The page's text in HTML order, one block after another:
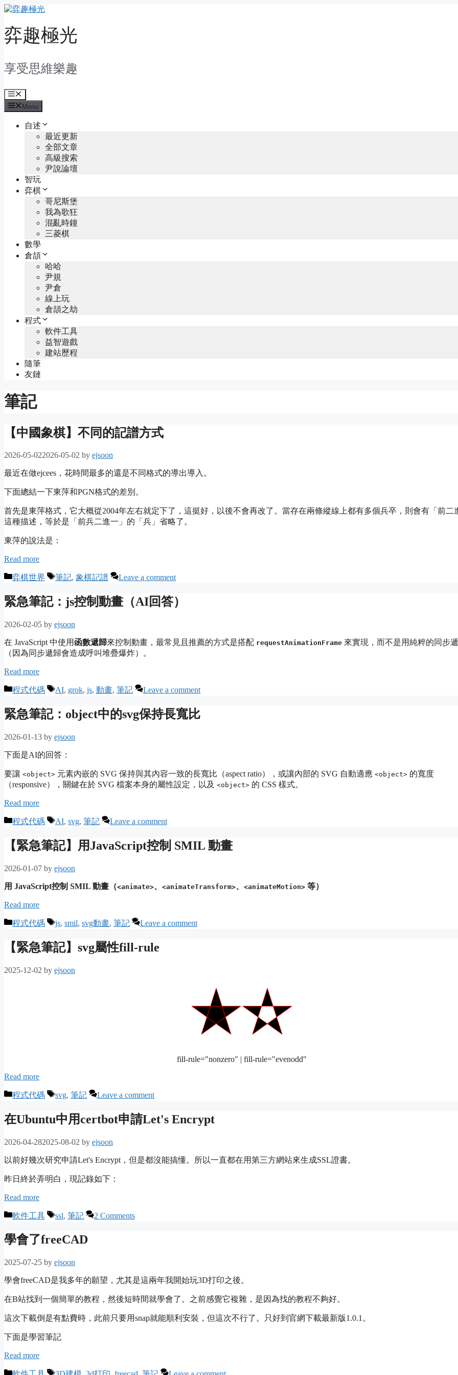
Skip
content
弈趣極光
享受思維樂趣
Menu
Menu
自述
最近更新
全部文章
高級搜索
尹說論壇
智玩
弈棋
哥尼斯堡
我為歌狂
混亂時鐘
三菱棋
數學
倉頡
哈哈
尹規
尹倉
線上玩
倉頡之劫
程式
軟件工具
益智遊戲
建站歷程
隨筆
友鏈
筆記
【中國象棋】不同的記譜方式
2026-05-022026-05-02 by ejsoon
最近在做ejcees，花時間最多的還是不同格式的導出導入。
下面總結一下東萍和PGN格式的差別。
首先是東萍格式，它大概從2004年左右就定下了，這挺好，以後不會再改了。當存在兩條縱線上都有多個兵卒，則會有「前二
這種描述，等於是「前兵二進一」的「兵」省略了。
東萍的說法是：
Read more
Categories
弈棋世界 Tags
筆記, 象棋記譜 Leave a comment
緊急筆記：js控制動畫（AI回答）
2026-02-05 by ejsoon
在 JavaScript 中使用 函數遞歸來控制動畫，最常見且推薦的方式是搭配 requestAnimationFrame 來實現，而不是用純粹的同步
（因為同步遞歸會造成呼叫堆疊爆炸）。
Read more
Categories
程式代碼 Tags
AI, grok, js, 動畫, 筆記 Leave a comment
緊急筆記：object中的svg保持長寬比
2026-01-13 by ejsoon
下面是AI的回答：
要讓 <object> 元素內嵌的 SVG 保持與其內容一致的長寬比（aspect ratio），或讓內部的 SVG 自動適應 <object> 的寬度
（responsive），關鍵在於 SVG 檔案本身的屬性設定，以及 <object> 的 CSS 樣式。
Read more
Categories
程式代碼 Tags
AI, svg, 筆記 Leave a comment
【緊急筆記】用JavaScript控制 SMIL 動畫
2026-01-07 by ejsoon
用 JavaScript控制 SMIL 動畫（<animate>、 <animateTransform>、 <animateMotion> 等）
Read more
Categories
程式代碼 Tags
js, smil, svg動畫, 筆記 Leave a comment
【緊急筆記】svg屬性fill-rule
2025-12-02 by ejsoon
fill-rule="nonzero" | fill-rule="evenodd"
Read more
Categories
程式代碼 Tags
svg, 筆記 Leave a comment
在Ubuntu中用certbot申請Let's Encrypt
2026-04-282025-08-02 by ejsoon
以前好幾次研究申請Let's Encrypt，但是都沒能搞懂。所以一直都在用第三方網站來生成SSL證書。
昨日終於弄明白，現記錄如下：
Read more
Categories
軟件工具 Tags
ssl, 筆記 2 Comments
學會了freeCAD
2025-07-25 by ejsoon
學會freeCAD是我多年的願望，尤其是這兩年我開始玩3D打印之後。
在B站找到一個簡單的教程，然後短時間就學會了。之前感覺它複雜，是因為找的教程不夠好。
這次下載倒是有點費時，此前只要用snap就能順利安裝，但這次不行了。只好到官網下載最新版1.0.1。
下面是學習筆記
Read more
Categories
Tags